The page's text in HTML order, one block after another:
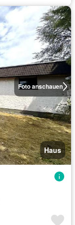
Foto anschauen
Haus